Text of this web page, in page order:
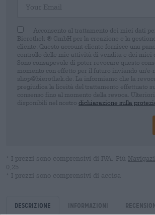
Acconsento al trattamento dei miei dati
Bierothek ® GmbH per la creazione e la
cliente. Questo account cliente fornisce una
controllo delle mie attività di vendita e dei miei
Sono consapevole di poter revocare questo
momento con effetto per il futuro inviando un'e-
shop@bierothek.de. La informiamo che la
pregiudica la liceità del trattamento effettuato
consenso fino al momento della revoca.
disponibili nel nostro dichiarazione sulla
* I prezzi sono comprensivi di IVA. Più
0,25
* I prezzi sono comprensivi di accisa
Descrizione Informazioni